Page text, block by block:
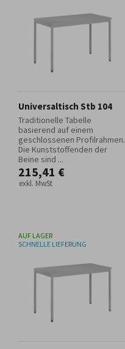
Universaltisch Stb 104
Traditionelle Tabelle
basierend auf einem
geschlossenen Profilrahmen.
Die Kunststoffenden der
Beine sind ...
215,41 €
exkl. MwSt
AUF LAGER
SCHNELLE LIEFERUNG